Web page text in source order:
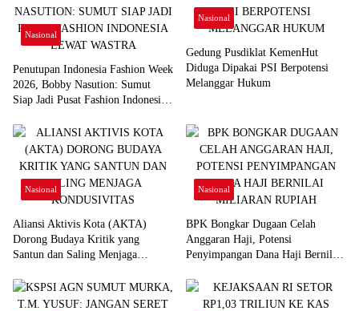
Nasional
Penutupan Indonesia Fashion Week
2026, Bobby Nasution: Sumut
Siap Jadi Pusat Fashion Indonesia
Nasional
Gedung Pusdiklat KemenHut
Diduga Dipakai PSI Berpotensi
Melanggar Hukum
Nasional
Aliansi Aktivis Kota (AKTA)
Dorong Budaya Kritik yang
Santun dan Saling Menjaga
Nasional
BPK Bongkar Dugaan Celah
Anggaran Haji, Potensi
Penyimpangan Dana Haji Bernilai